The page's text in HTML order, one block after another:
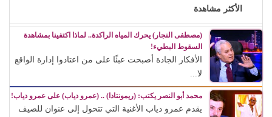
الأكثر مشاهدة
(مصطفى النجار) يحرك المياه الراكدة.. لماذا اكتفينا بمشاهدة
السقوط البطيء!
الأفكار الجادة أصبحت عبئًا على من اعتادوا إدارة الواقع
لا...
محمد أبو النصر يكتب: (ريمونتادا) .. (عمرو دياب) على عمرو دياب!
يقدم عمرو دياب الأغنية التي تتحول إلى عنوان للصيف